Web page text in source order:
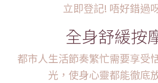
立即登記! 唔好錯過
全身舒緩按
都市人生活節奏繁忙需要享受
光，使身心靈都能徹底